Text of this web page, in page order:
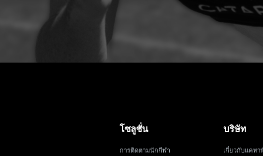
โซลูชั่น
การติดตามนักกีฬา
บริษัท
เกี่ยวกับแคทา